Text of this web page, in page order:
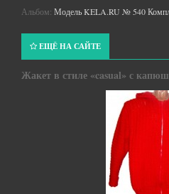
Альбом: Модель KELA.RU № 540
ЕЩЁ НА САЙТЕ
Жакет в стиле «casual» с